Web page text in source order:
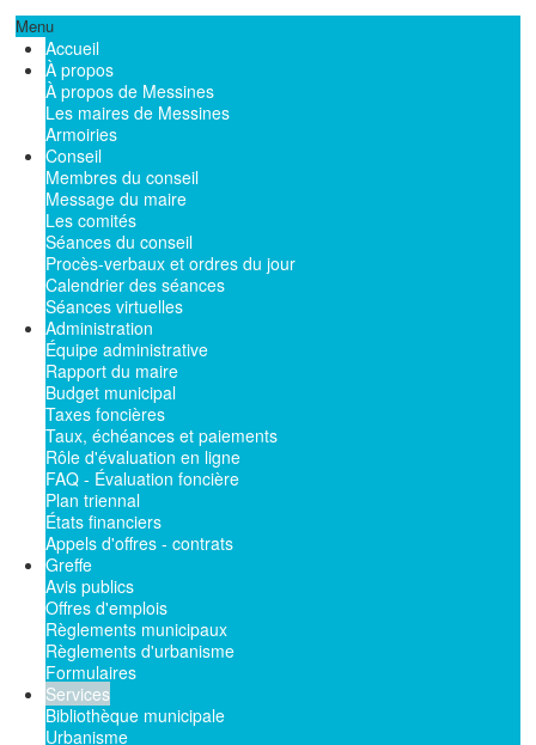
Menu
Accueil
À propos
À propos de Messines
Les maires de Messines
Armoiries
Conseil
Membres du conseil
Message du maire
Les comités
Séances du conseil
Procès-verbaux et ordres du jour
Calendrier des séances
Séances virtuelles
Administration
Équipe administrative
Rapport du maire
Budget municipal
Taxes foncières
Taux, échéances et paiements
Rôle d'évaluation en ligne
FAQ - Évaluation foncière
Plan triennal
États financiers
Appels d'offres - contrats
Greffe
Avis publics
Offres d'emplois
Règlements municipaux
Règlements d'urbanisme
Formulaires
Services
Bibliothèque municipale
Urbanisme